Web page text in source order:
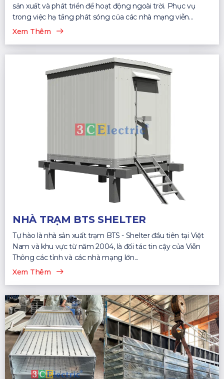
sản xuất và phát triển để hoạt động ngoài trời. Phục vụ
trong việc hạ tầng phát sóng của các nhà mạng viễn
thông...
Xem Thêm
NHÀ TRẠM BTS SHELTER
Tự hào là nhà sản xuất trạm BTS - Shelter đầu tiên tại Việt
Nam và khu vực từ năm 2004, là đối tác tin cậy của Viễn
Thông các tỉnh và các nhà mạng lớn...
Xem Thêm